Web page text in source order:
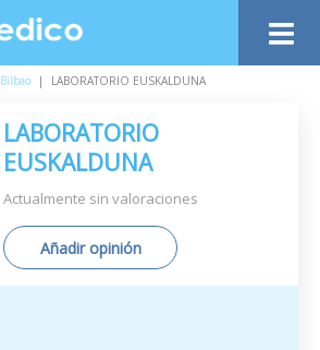
Bilbao | LABORATORIO EUSKALDUNA
LABORATORIO
EUSKALDUNA
Actualmente sin valoraciones
Añadir opinión